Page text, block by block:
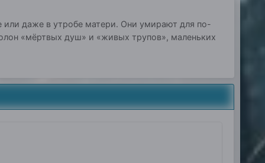
даже в утробе матери. Они умирают для по-
«мёртвых душ» и «живых трупов», маленьких